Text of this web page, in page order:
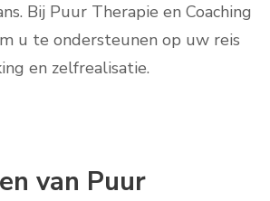
Bij Puur Therapie en Coaching
u te ondersteunen op uw reis
en zelfrealisatie.
van Puur